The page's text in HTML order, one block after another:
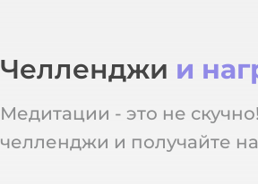
Челленджи и
Медитации - это не
челленджи и получайте